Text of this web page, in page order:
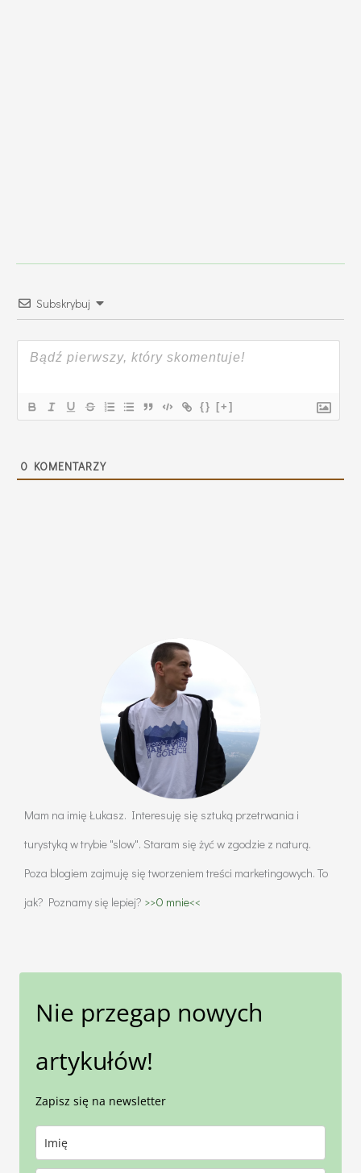
Subskrybuj
{} [+]
0 KOMENTARZY
Mam na imię Łukasz. Interesuję się sztuką przetrwania i
turystyką w trybie "slow". Staram się żyć w zgodzie z naturą.
Poza blogiem zajmuję się tworzeniem treści marketingowych. To
jak? Poznamy się lepiej? >>O mnie<<
Nie przegap nowych
artykułów!
Zapisz się na newsletter